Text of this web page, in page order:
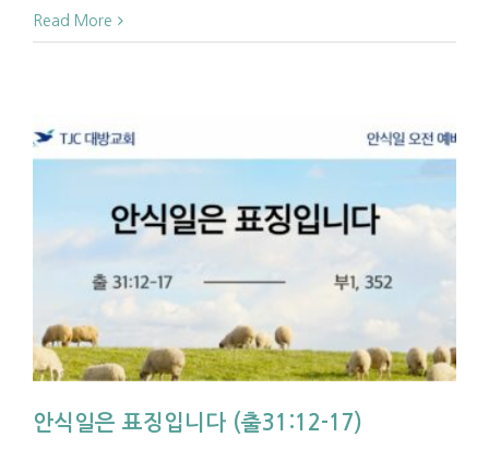
Read More
안식일은 표징입니다 (출31:12-17)